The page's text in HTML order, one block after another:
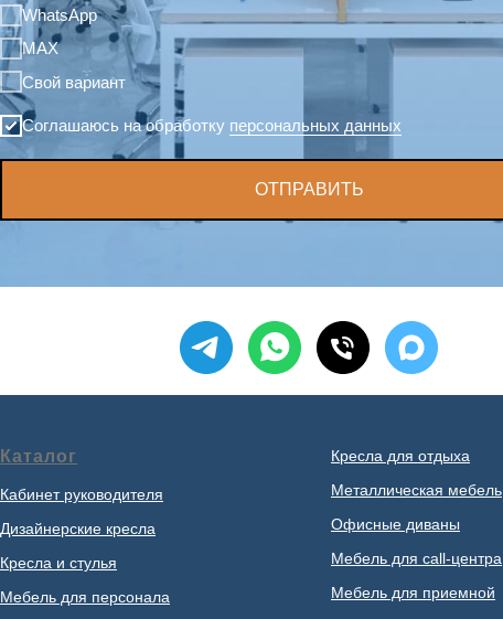
WhatsApp
MAX
Свой вариант
Соглашаюсь на обработку персональных данных
ОТПРАВИТЬ
Каталог
Кабинет руководителя
Дизайнерские кресла
Кресла и стулья
Мебель для персонала
Кресла для отдыха
Металлическая мебель
Офисные диваны
Мебель для call-центра
Мебель для приемной